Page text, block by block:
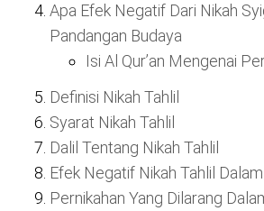
Apa Efek Negatif Dari Nikah
Pandangan Budaya
Isi Al Qur’an Mengenai
Definisi Nikah Tahlil
Syarat Nikah Tahlil
Dalil Tentang Nikah Tahlil
Efek Negatif Nikah Tahlil
Pernikahan Yang Dilarang